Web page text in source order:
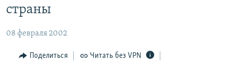
главной
Вернутся
поиску
КУЛЬТУРА
СЕВЕР.РЕАЛИИ
страны
08 февраля 2002
Поделиться Читать без VPN